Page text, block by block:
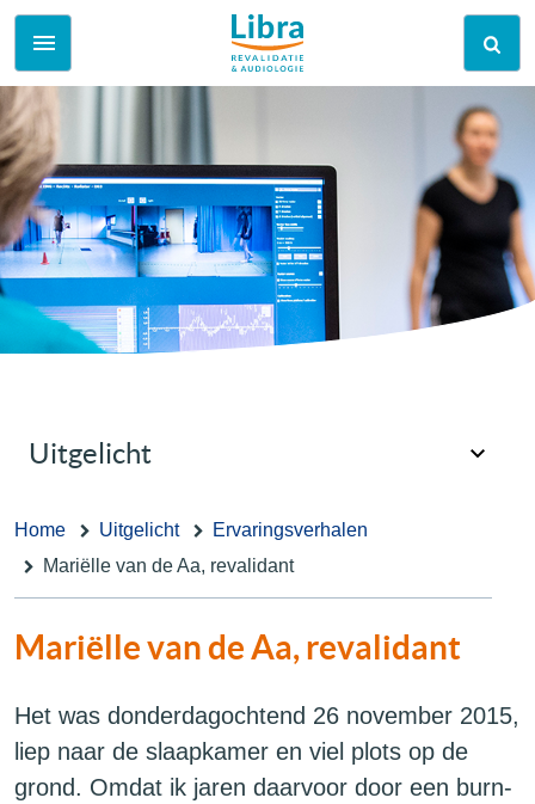
Uitgelicht
Home Uitgelicht
Ervaringsverhalen
Mariëlle van de Aa, revalidant
Mariëlle van de Aa, revalidant
Het was donderdagochtend 26 november 2015,
liep naar de slaapkamer en viel plots op de
grond. Omdat ik jaren daarvoor door een burn-